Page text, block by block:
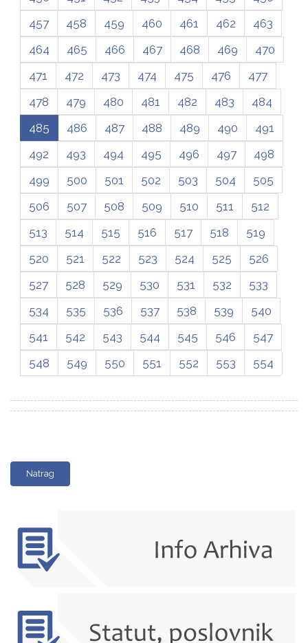
457
458 459 460 461 462
463
464
465 466 467 468 469
470
471
472 473 474 475 476
477
478
479 480 481 482 483
484
485
486 487 488 489 490
491
492
493 494 495 496 497
498
499
500 501 502 503 504
505
506
507 508 509 510 511
512
513
514 515 516 517 518
519
520
521 522 523 524 525
526
527
528 529 530 531 532
533
534
535 536 537 538 539
540
541
542 543 544 545 546
547
548
549 550 551 552 553 554
Natrag